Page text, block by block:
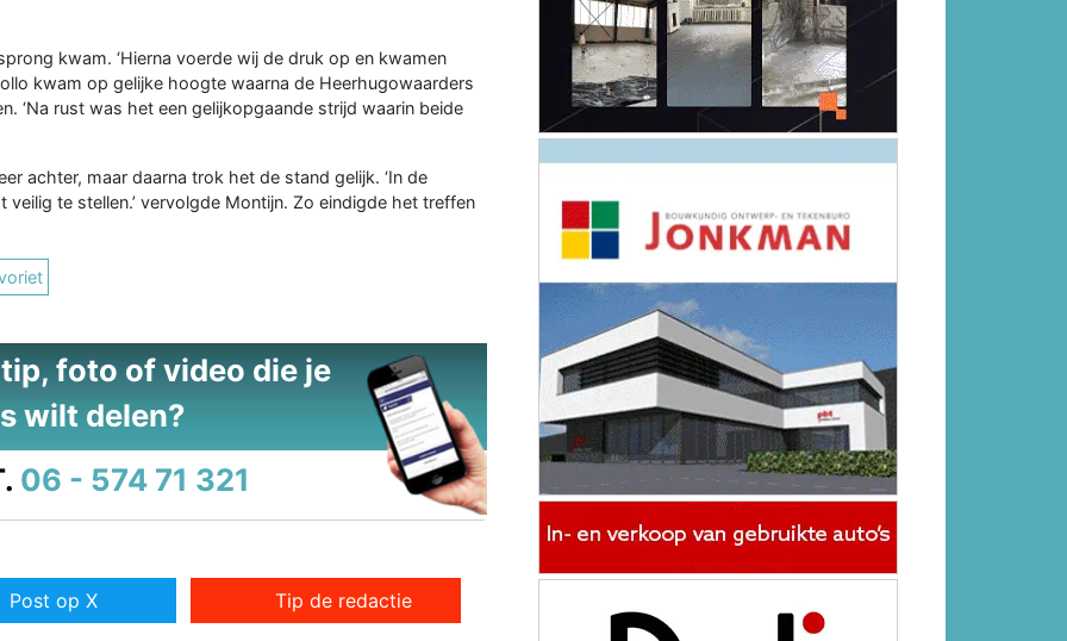
kwam. ‘Hierna voerde wij de druk op en kwamen
kwam op gelijke hoogte waarna de Heerhugowaarders
‘Na rust was het een gelijkopgaande strijd waarin beide
achter, maar daarna trok het de stand gelijk. ‘In de
te stellen.’ vervolgde Montijn. Zo eindigde het treffen
foto of video die je
wilt delen?
06 - 574 71 321
Post op X Tip de redactie